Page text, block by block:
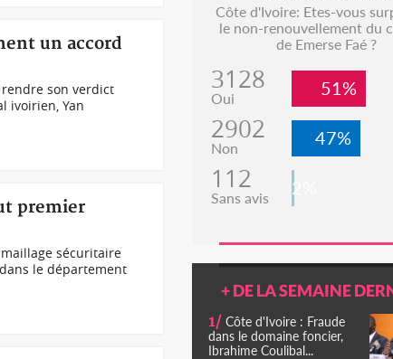
un accord
son verdict
ivoirien, Yan
premier
sécuritaire
le département
Côte d'Ivoire: Etes-vous
le non-renouvellement du
de Emerse Faé ?
3128
Oui 51%
2902
Non 47%
112
Sans avis 2%
+ DE LA SEMAINE
1/ Côte d'Ivoire : Fraude
dans le domaine foncier,
Ibrahime Coulibal...